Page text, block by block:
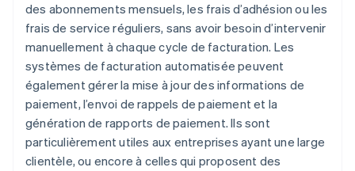
des abonnements mensuels, les frais d’adhésion ou les
frais de service réguliers, sans avoir besoin d’intervenir
manuellement à chaque cycle de facturation. Les
systèmes de facturation automatisée peuvent
également gérer la mise à jour des informations de
paiement, l’envoi de rappels de paiement et la
génération de rapports de paiement. Ils sont
particulièrement utiles aux entreprises ayant une large
clientèle, ou encore à celles qui proposent des